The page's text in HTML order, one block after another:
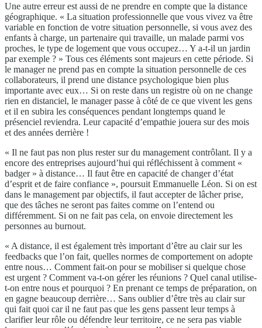
Une autre erreur est aussi de ne prendre en compte que la distance
géographique. « La situation professionnelle que vous vivez va être
variable en fonction de votre situation personnelle, si vous avez des
enfants à charge, un partenaire qui travaille, un malade parmi vos
proches, le type de logement que vous occupez… Y a-t-il un jardin
par exemple ? » Tous ces éléments sont majeurs en cette période. Si
le manager ne prend pas en compte la situation personnelle de ces
collaborateurs, il prend une distance psychologique bien plus
importante avec eux… Si on reste dans un registre où on ne change
rien en distanciel, le manager passe à côté de ce que vivent les gens
et il en subira les conséquences pendant longtemps quand le
présenciel reviendra. Leur capacité d’empathie jouera sur des mois
et des années derrière !
« Il ne faut pas non plus rester sur du management contrôlant. Il y a
encore des entreprises aujourd’hui qui réfléchissent à comment «
badger » à distance… Il faut être en capacité de changer d’état
d’esprit et de faire confiance », poursuit Emmanuelle Léon. Si on est
dans le management par objectifs, il faut accepter de lâcher prise,
que des tâches ne seront pas faites comme on l’entend ou
différemment. Si on ne fait pas cela, on envoie directement les
personnes au burnout.
« A distance, il est également très important d’être au clair sur les
feedbacks que l’on fait, quelles normes de comportement on adopte
entre nous… Comment fait-on pour se mobiliser si quelque chose
est urgent ? Comment va-t-on gérer les réunions ? Quel canal utilise-
t-on entre nous et pourquoi ? En prenant ce temps de préparation, on
en gagne beaucoup derrière… Sans oublier d’être très au clair sur
qui fait quoi car il ne faut pas que les gens passent leur temps à
clarifier leur rôle ou défendre leur territoire, ce ne sera pas viable